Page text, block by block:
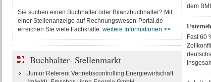
dem
Fast 60
Sie suchen einen Buchhalter oder Bilanzbuchhalter? Mit
einer Stellenanzeige auf Rechnungswesen-Portal.de
erreichen Sie viele Fachkräfte. weitere Informationen >>
Buchhalter- Stellenmarkt
Junior Referent Vertriebscontrolling Energiewirtschaft